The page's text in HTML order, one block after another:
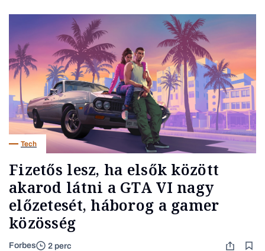
Tech
Fizetős lesz, ha elsők között
akarod látni a GTA VI nagy
előzetesét, háborog a gamer
közösség
Forbes 2 perc